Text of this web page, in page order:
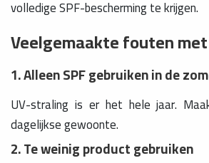
volledige SPF-bescherming te krijgen.
Veelgemaakte fouten
1. Alleen SPF gebruiken in de
UV-straling is er het hele jaar.
dagelijkse gewoonte.
2. Te weinig product gebruiken